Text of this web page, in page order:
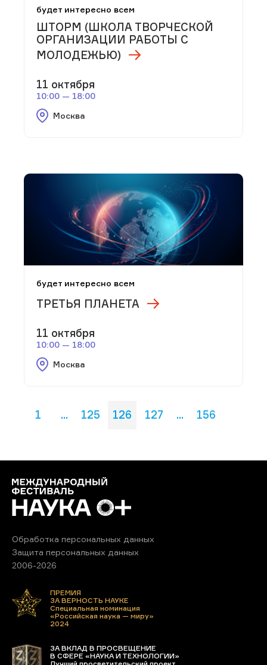
будет интересно всем
ШТОРМ (ШКОЛА ТВОРЧЕСКОЙ
ОРГАНИЗАЦИИ РАБОТЫ С
МОЛОДЕЖЬЮ)
11 октября
10:00 — 18:00
Москва
будет интересно всем
ТРЕТЬЯ ПЛАНЕТА
11 октября
10:00 — 18:00
Москва
1 ... 125 126 127 ... 156
Обработка персональных данных
Защита персональных данных
2006-2026
ПРЕМИЯ
ЗА ВЕРНОСТЬ НАУКЕ
Специальная номинация
«Российская наука — миру»
2024
ЗА ВКЛАД В ПРОСВЕЩЕНИЕ
В СФЕРЕ «НАУКА И ТЕХНОЛОГИИ»